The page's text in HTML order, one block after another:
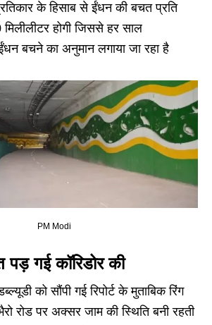
के हिसाब से ईंधन की बचत प्रति
होगी जिससे हर साल
बचने का अनुमान लगाया जा रहा है
PM Modi
गई कॉरिडोर की
को सौंपी गई रिपोर्ट के मुताबिक रिंग
रोड पर अक्सर जाम की स्थिति बनी रहती